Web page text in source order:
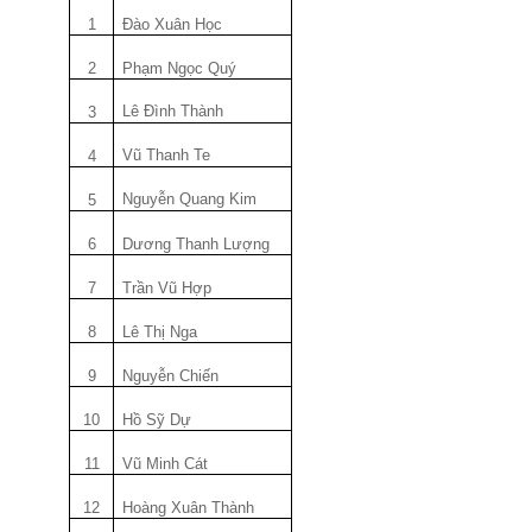
1 Đào Xuân Học
2 Phạm Ngọc Quý
3 Lê Đình Thành
4 Vũ Thanh Te
5 Nguyễn Quang Kim
6 Dương Thanh Lượng
7 Trần Vũ Hợp
8 Lê Thị Nga
9 Nguyễn Chiến
10 Hồ Sỹ Dự
11 Vũ Minh Cát
12 Hoàng Xuân Thành